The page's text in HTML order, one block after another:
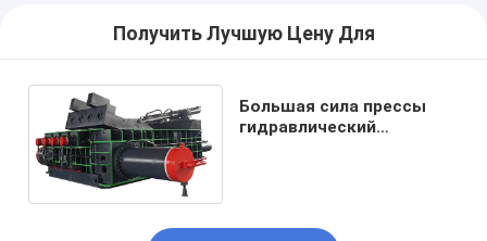
Получить Лучшую Цену Для
Большая сила прессы
гидравлический